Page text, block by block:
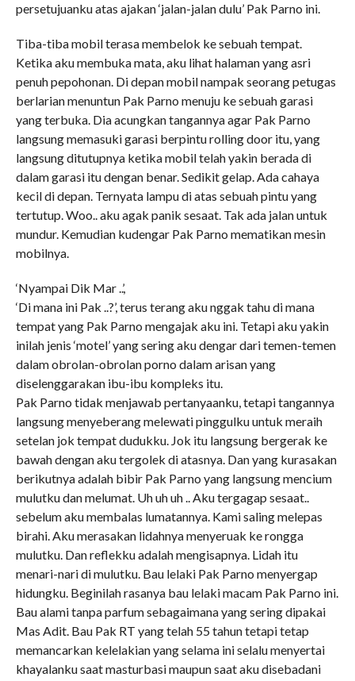
persetujuanku atas ajakan ‘jalan-jalan dulu’ Pak Parno ini.
Tiba-tiba mobil terasa membelok ke sebuah tempat.
Ketika aku membuka mata, aku lihat halaman yang asri
penuh pepohonan. Di depan mobil nampak seorang petugas
berlarian menuntun Pak Parno menuju ke sebuah garasi
yang terbuka. Dia acungkan tangannya agar Pak Parno
langsung memasuki garasi berpintu rolling door itu, yang
langsung ditutupnya ketika mobil telah yakin berada di
dalam garasi itu dengan benar. Sedikit gelap. Ada cahaya
kecil di depan. Ternyata lampu di atas sebuah pintu yang
tertutup. Woo.. aku agak panik sesaat. Tak ada jalan untuk
mundur. Kemudian kudengar Pak Parno mematikan mesin
mobilnya.
‘Nyampai Dik Mar ..’,
‘Di mana ini Pak ..?’, terus terang aku nggak tahu di mana
tempat yang Pak Parno mengajak aku ini. Tetapi aku yakin
inilah jenis ‘motel’ yang sering aku dengar dari temen-temen
dalam obrolan-obrolan porno dalam arisan yang
diselenggarakan ibu-ibu kompleks itu.
Pak Parno tidak menjawab pertanyaanku, tetapi tangannya
langsung menyeberang melewati pinggulku untuk meraih
setelan jok tempat dudukku. Jok itu langsung bergerak ke
bawah dengan aku tergolek di atasnya. Dan yang kurasakan
berikutnya adalah bibir Pak Parno yang langsung mencium
mulutku dan melumat. Uh uh uh .. Aku tergagap sesaat..
sebelum aku membalas lumatannya. Kami saling melepas
birahi. Aku merasakan lidahnya menyeruak ke rongga
mulutku. Dan reflekku adalah mengisapnya. Lidah itu
menari-nari di mulutku. Bau lelaki Pak Parno menyergap
hidungku. Beginilah rasanya bau lelaki macam Pak Parno ini.
Bau alami tanpa parfum sebagaimana yang sering dipakai
Mas Adit. Bau Pak RT yang telah 55 tahun tetapi tetap
memancarkan kelelakian yang selama ini selalu menyertai
khayalanku saat masturbasi maupun saat aku disebadani